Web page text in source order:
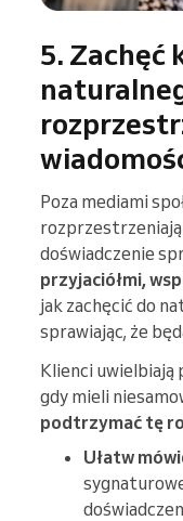
5. Zachęć
Poza mediami
doświadczenie
przyjaciółmi,
jak zachęcić do
sprawiając, że
Klienci uwielbiają
gdy mieli
podtrzymać tę
Ułatw